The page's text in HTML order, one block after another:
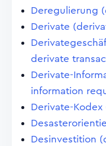
Deregulierung
Derivate
derivate
Derivate-
information
Derivate-
Desinvestition